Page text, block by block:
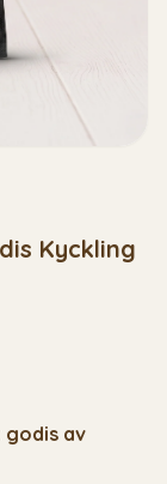
Kyckling
godis av